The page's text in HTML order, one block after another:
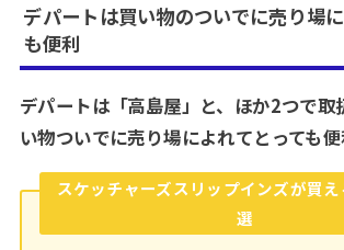
デパートは買い物のついでに売り場
も便利
デパートは「高島屋」と、ほか2つで取
い物ついでに売り場によれてとっても
スケッチャーズスリップインズが買
選